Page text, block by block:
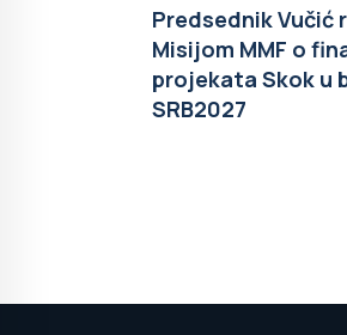
Predsednik Vučić
Misijom MMF o
projekata Skok u
SRB2027